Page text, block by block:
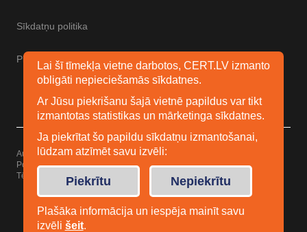
Sīkdatņu politika
Piekļūstamības paziņojums
Autortiesības © 2026 Esidrošs
Powered byWordPress
Tēma: Uku noElmastudio
Lai šī tīmekļa vietne darbotos, CERT.LV izmanto
obligāti nepieciešamās sīkdatnes.
Ar Jūsu piekrišanu šajā vietnē papildus var tikt
izmantotas statistikas un mārketinga sīkdatnes.
Ja piekrītat šo papildu sīkdatņu izmantošanai,
lūdzam atzīmēt savu izvēli:
Piekrītu Nepiekrītu
Plašāka informācija un iespēja mainīt savu
izvēli šeit.